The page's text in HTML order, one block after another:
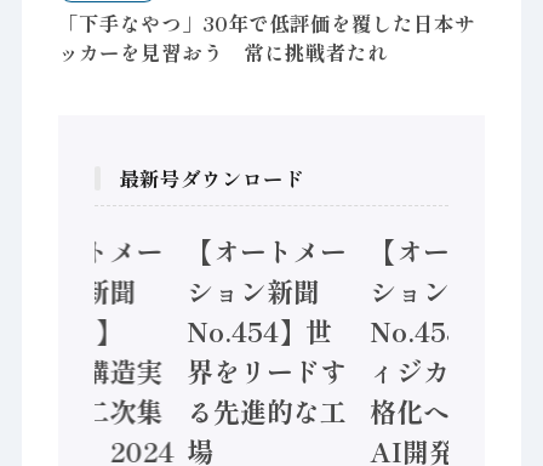
「下手なやつ」30年で低評価を覆した日本サ
ッカーを見習おう 常に挑戦者たれ
最新号ダウンロード
【オートメー
ション新聞
No.455】
「経済構造実
態調査二次集
計結果」2024
【オートメー
ション新聞
No.454】世
界をリードす
る先進的な工
場
【オートメー
ション新聞
No.453】フ
ィジカルAI本
格化へ 国産
AI開発や社会